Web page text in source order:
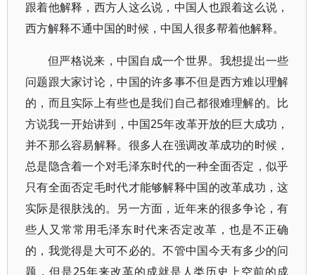
跟着他解释，西方人这么说，中国人也跟着这么说，
西方解释不通中国的时候，中国人很多帮着他解释。
但严格说来，中国自成一个世界。我想提出一些
问题跟大家讨论，中国的许多事不但是西方难以理解
的，而且实际上有些也是我们自己都很难理解的。比
方说我一开始讲到，中国25年改革开放的巨大成功，
并不那么容易解释。很多人在强调改革成功的时候，
总是隐含着一个对毛泽东时代的一种全面否定，似乎
只有全面否定毛时代才能够解释中国的改革成功，这
实际是很肤浅的。另一方面，近年来的很多争论，有
些人又常常用毛泽东时代来否定改革，也是不正确
的，我觉得是大可不必的。不管中国今天有多少的问
题，但是25年来改革的成就是人类历史上空前的成